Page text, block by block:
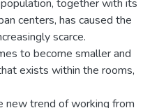
together with its
centers, has caused the
scarce.
to become smaller and
exists within the rooms,
new trend of working from